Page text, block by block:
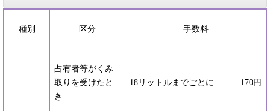
種別 区分 手数料
占有者等がくみ
取りを受けたと
き
18リットルまでごとに 170円